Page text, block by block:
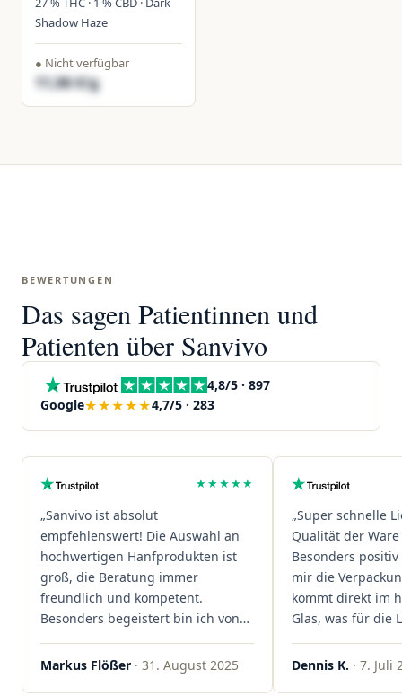
Shadow Haze
● Nicht verfügbar
11,06 €/g
BEWERTUNGEN
Das sagen Patientinnen und
Patienten über Sanvivo
4,8/5 · 897
Google★★★★★4,7/5 · 283
★★★★★
„Sanvivo ist absolut
empfehlenswert! Die Auswahl an
hochwertigen Hanfprodukten ist
groß, die Beratung immer
freundlich und kompetent.
Besonders begeistert bin ich von
der schnellen Rezeptannahme –
alles läuft unkompliziert und
Markus Flößer · 31. August 2025
„Super schnelle
Qualität der
Besonders
mir die
kommt direkt im
Glas, was für die
ist. Ich bestelle
wieder!"
Dennis K. · 7. Juli